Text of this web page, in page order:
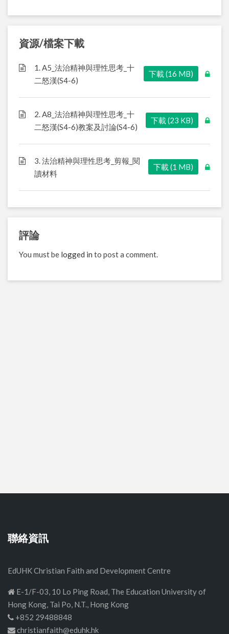
資源/檔案下載
1. A5_法治精神與理性思考_十
二怒漢(S4-6)
下載 (16 MB)
2. A8_法治精神與理性思考_十
二怒漢(S4-6)教案及討論(S4-6)
下載 (23 KB)
3. 法治精神與理性思考_剪報_閱
讀材料
下載 (1 MB)
評論
You must be logged in to post a comment.
聯絡資訊
EdUHK Christian Faith and Development Centre
E-1/F-03, 10 Lo Ping Road, The Education University of
Hong Kong, Tai Po, N.T., Hong Kong
+852 29488848
christianfaith@eduhk.hk